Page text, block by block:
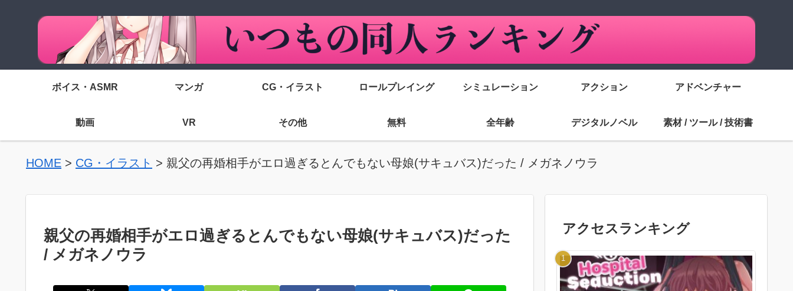
ボイス・ASMR マンガ CG・イラスト ロールプレイング シミュレーション アクション アドベンチャー
動画 VR その他 無料 全年齢 デジタルノベル 素材 / ツール / 技術書
HOME > CG・イラスト > 親父の再婚相手がエロ過ぎるとんでもない母娘(サキュバス)だった / メガネノウラ
親父の再婚相手がエロ過ぎるとんでもない母娘(サキュバス)だった
/ メガネノウラ
アクセスランキング